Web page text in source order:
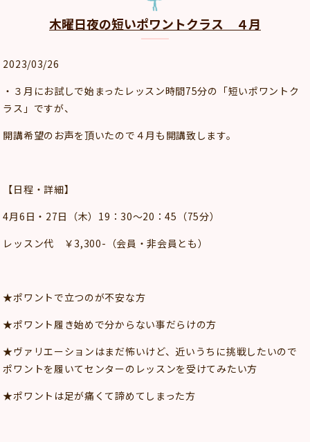
木曜日夜の短いポワントクラス ４月
2023/03/26
・３月にお試しで始まったレッスン時間75分の「短いポワントク
ラス」ですが、
開講希望のお声を頂いたので４月も開講致します。
【日程・詳細】
4月6日・27日（木）19：30～20：45（75分）
レッスン代 ￥3,300-（会員・非会員とも）
★ポワントで立つのが不安な方
★ポワント履き始めで分からない事だらけの方
★ヴァリエーションはまだ怖いけど、近いうちに挑戦したいので
ポワントを履いてセンターのレッスンを受けてみたい方
★ポワントは足が痛くて諦めてしまった方